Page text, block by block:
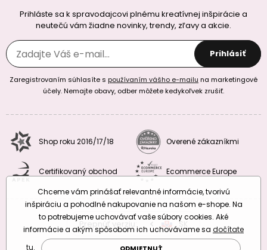
Prihláste sa k spravodajcovi plnému kreatívnej inšpirácie a
neutečú vám žiadne novinky, trendy, zľavy a akcie.
Prihlásiť
Zaregistrovaním súhlasíte s používaním vášho e-mailu na marketingové
účely. Nemajte obavy, odber môžete kedykoľvek zrušiť.
Shop roku 2016/17/18 Overené zákazníkmi
Certifikovaný obchod Ecommerce Europe
Prepnúť verziu: CZSK
Chceme vám prinášať relevantné informácie, tvorivú
inšpiráciu a pohodlné nakupovanie na našom e-shope. Na
to potrebujeme uchovávať vaše súbory cookies. Aké
informácie a akým spôsobom ich uchovávame sa dočítate
tu.